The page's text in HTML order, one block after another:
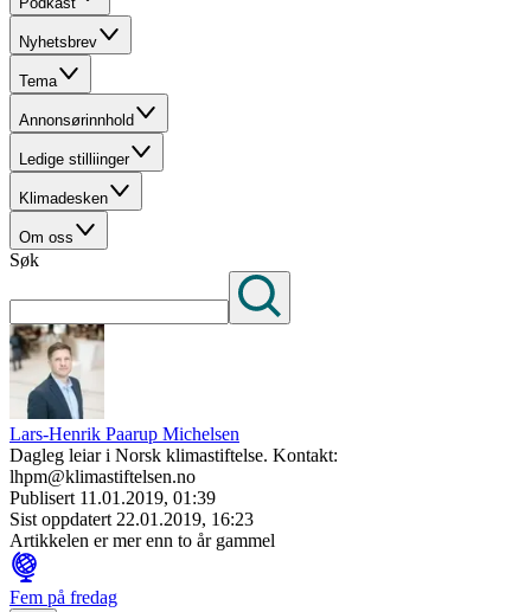
Nyhetsbrev
Tema
Annonsørinnhold
Ledige stilliinger
Klimadesken
Om oss
Søk
Lars-Henrik Paarup Michelsen
Dagleg leiar i Norsk klimastiftelse. Kontakt:
lhpm@klimastiftelsen.no
Publisert 11.01.2019, 01:39
Sist oppdatert 22.01.2019, 16:23
Artikkelen er mer enn to år gammel
Fem på fredag